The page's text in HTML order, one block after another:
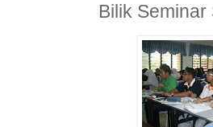
Bilik Seminar